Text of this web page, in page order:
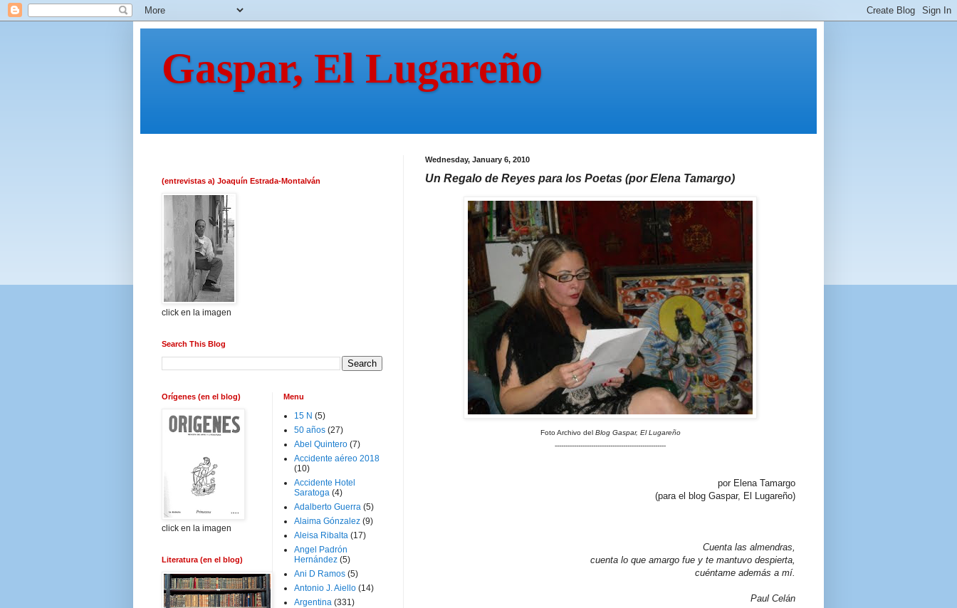
Gaspar, El Lugareño
Wednesday, January 6, 2010
Un Regalo de Reyes para los Poetas (por Elena Tamargo)
Foto Archivo del Blog Gaspar, El Lugareño
----------------------------------------------------
por Elena Tamargo
(para el blog Gaspar, El Lugareño)
Cuenta las almendras,
cuenta lo que amargo fue y te mantuvo despierta,
cuéntame además a mí.
Paul Celán
(entrevistas a) Joaquín Estrada-Montalván
click en la imagen
Search This Blog
Orígenes (en el blog)
click en la imagen
Literatura (en el blog)
Menu
15 N (5)
50 años (27)
Abel Quintero (7)
Accidente aéreo 2018
(10)
Accidente Hotel
Saratoga (4)
Adalberto Guerra (5)
Alaima Gónzalez (9)
Aleisa Ribalta (17)
Angel Padrón
Hernández (5)
Ani D Ramos (5)
Antonio J. Aiello (14)
Argentina (331)